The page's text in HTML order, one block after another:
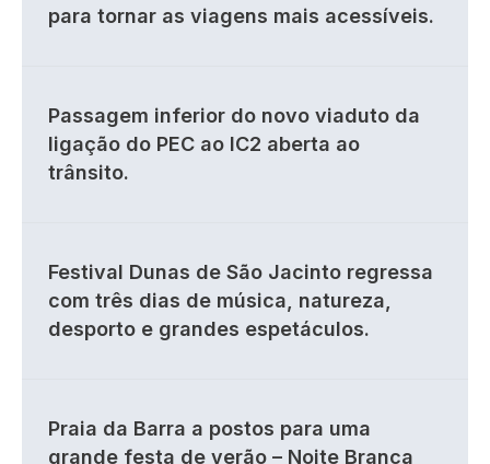
para tornar as viagens mais acessíveis.
Passagem inferior do novo viaduto da
ligação do PEC ao IC2 aberta ao
trânsito.
Festival Dunas de São Jacinto regressa
com três dias de música, natureza,
desporto e grandes espetáculos.
Praia da Barra a postos para uma
grande festa de verão – Noite Branca